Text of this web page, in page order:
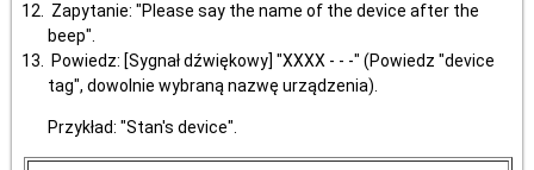
Zapytanie: "Please say the name of the device after the
beep".
Powiedz: [Sygnał dźwiękowy] "XXXX - - -" (Powiedz "device
tag", dowolnie wybraną nazwę urządzenia).
Przykład: "Stan's device".